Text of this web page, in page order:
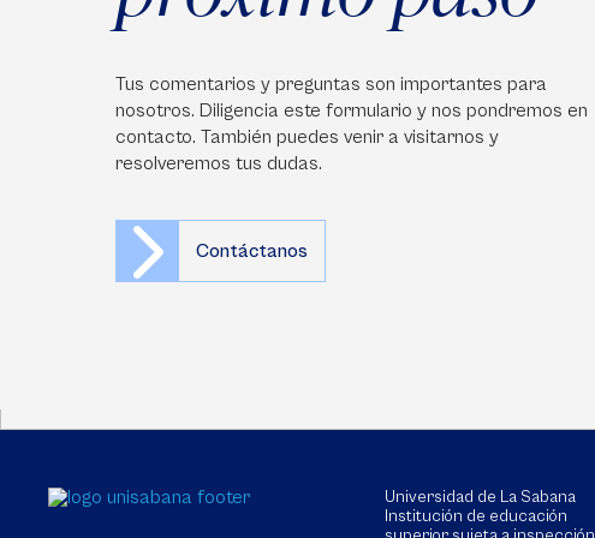
Tus comentarios y preguntas son importantes para
nosotros. Diligencia este formulario y nos pondremos en
contacto. También puedes venir a visitarnos y
resolveremos tus dudas.
Contáctanos
Universidad de La Sabana
Institución de educación